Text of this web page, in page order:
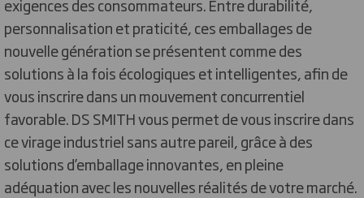
exigences des consommateurs. Entre durabilité,
personnalisation et praticité, ces emballages de
nouvelle génération se présentent comme des
solutions à la fois écologiques et intelligentes, afin de
vous inscrire dans un mouvement concurrentiel
favorable. DS SMITH vous permet de vous inscrire dans
ce virage industriel sans autre pareil, grâce à des
solutions d’emballage innovantes, en pleine
adéquation avec les nouvelles réalités de votre marché.